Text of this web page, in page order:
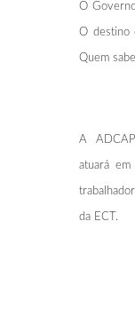
O
O destino
Quem
A
atuará
da ECT.